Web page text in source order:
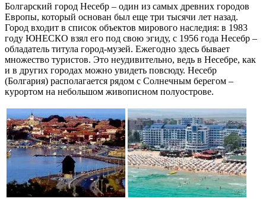
Болгарский город Несебр – один из самых древних городов
Европы, который основан был еще три тысячи лет назад.
Город входит в список объектов мирового наследия: в 1983
году ЮНЕСКО взял его под свою эгиду, с 1956 года Несебр –
обладатель титула город-музей. Ежегодно здесь бывает
множество туристов. Это неудивительно, ведь в Несебре, как
и в других городах можно увидеть повсюду. Несебр
(Болгария) располагается рядом с Солнечным берегом –
курортом на небольшом живописном полуострове.